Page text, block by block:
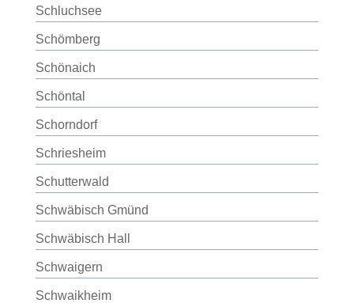
Schluchsee
Schömberg
Schönaich
Schöntal
Schorndorf
Schriesheim
Schutterwald
Schwäbisch Gmünd
Schwäbisch Hall
Schwaigern
Schwaikheim